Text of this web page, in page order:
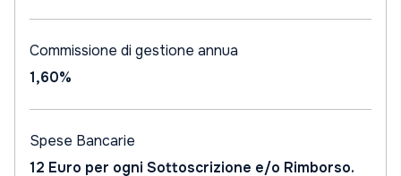
Commissione di gestione annua
1,60%
Spese Bancarie
12 Euro per ogni Sottoscrizione e/o Rimborso.